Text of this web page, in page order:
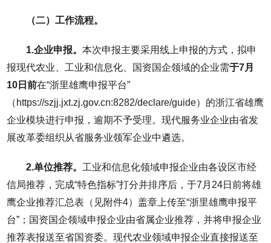
（二）工作流程。
1.企业申报。本次申报主要采用线上申报的方式，拟申
报现代农业、工业和信息化、国资国企领域的企业需于7月
10日前在“浙里雄鹰申报平台”
（https://szjj.jxt.zj.gov.cn:8282/declare/guide）的浙江省雄鹰
企业模块进行申报，逾期不予受理。现代服务业企业由省发
展改革委组织从省服务业领军企业中遴选。
2.单位推荐。 工业和信息化领域申报企业由各设区市经
信局推荐，完成“特色指标”打分并排序后，于7月24日前将雄
鹰企业推荐汇总表（见附件4）盖章上传至“浙里雄鹰申报平
台”；国资国企领域申报企业由省属企业推荐，并将申报企业
推荐表报送至省国资委。现代农业领域申报企业直接报送至